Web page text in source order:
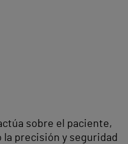
sobre el paciente,
precisión y seguridad